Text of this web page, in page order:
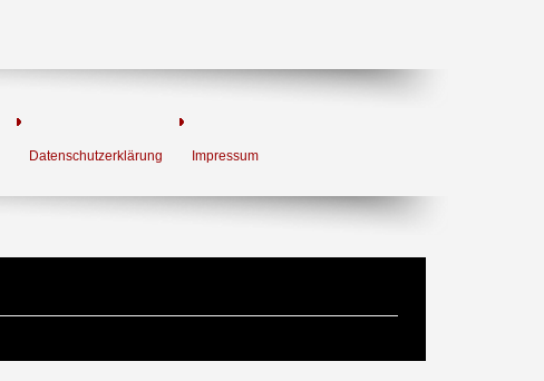
Datenschutzerklärung Impressum